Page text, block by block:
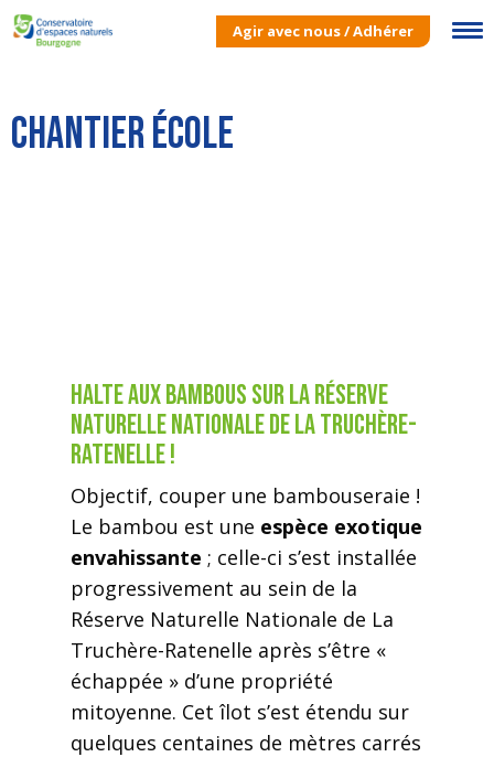
Agir avec nous / Adhérer
Chantier école
Halte aux bambous sur la Réserve
Naturelle Nationale de La Truchère-
Ratenelle !
Objectif, couper une bambouseraie !
Le bambou est une espèce exotique
envahissante ; celle-ci s’est installée
progressivement au sein de la
Réserve Naturelle Nationale de La
Truchère-Ratenelle après s’être «
échappée » d’une propriété
mitoyenne. Cet îlot s’est étendu sur
quelques centaines de mètres carrés